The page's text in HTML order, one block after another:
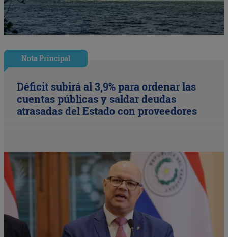
Nota Principal
Déficit subirá al 3,9% para ordenar las
cuentas públicas y saldar deudas
atrasadas del Estado con proveedores